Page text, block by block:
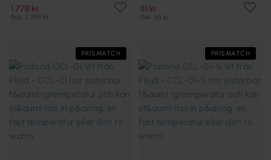
1 778 kr
Rek. 2 299 kr
51 kr
Rek. 65 kr
PRISMATCH PRISMATCH